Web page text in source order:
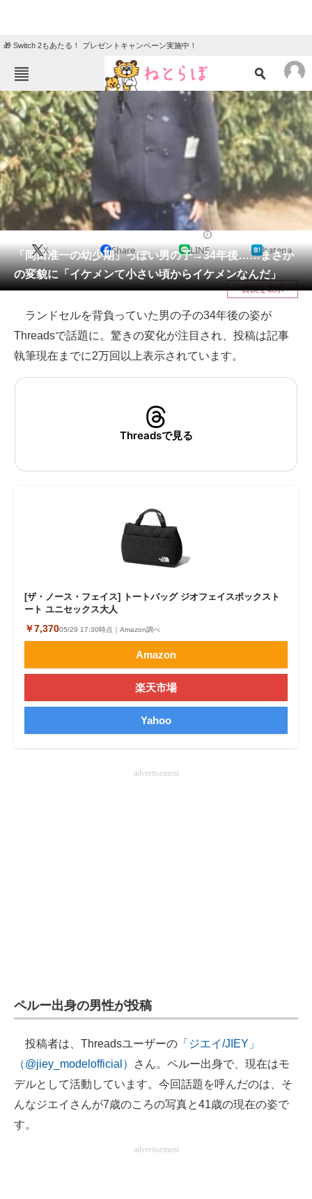
🎁 Switch 2もあたる！ プレゼントキャンペーン実施中！
ねとらぼメニュー
TOP ニュース
エンタメ
グルメ
住まい 教育・育児
リサーチ
会員記事
メディア
注目記事を集めた総合ページ
ITの今と未来を見通す
好きが集まる 比べて選べる
企業ITのトレンドを詳説
経営リーダーのコミュニティ
ITエンジニア向け専門サイト
企業向けIT製品の総合サイト
IT製品の技術・比較・事例
製造業のIT導入・活用を支援
モノづくり技術者専門サイト
「岡田准一の幼少期」っぽい男の子→34年後……まさか
の変貌に「イケメンて小さい頃からイケメンなんだ」
X Share LINE hatena
目次を表示
ランドセルを背負っていた男の子の34年後の姿が
Threadsで話題に。驚きの変化が注目され、投稿は記事
執筆現在までに2万回以上表示されています。
Threadsで見る
[ザ・ノース・フェイス] トートバッグ ジオフェイスボックスト
ート ユニセックス大人
￥7,37005/29 17:30時点｜Amazon調べ
Amazon
楽天市場
Yahoo
advertisement
ペルー出身の男性が投稿
投稿者は、Threadsユーザーの 「ジエイ/JIEY」
（@jiey_modelofficial）
さん。ペルー出身で、現在はモ
デルとして活動しています。今回話題を呼んだのは、そ
んなジエイさんが7歳のころの写真と41歳の現在の姿で
す。
advertisement